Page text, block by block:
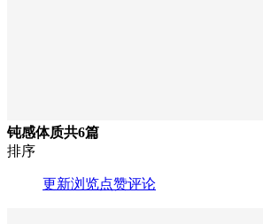
钝感体质共6篇
排序
更新浏览点赞评论